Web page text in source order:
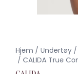
Hjem / Undertøy /
/ CALIDA True